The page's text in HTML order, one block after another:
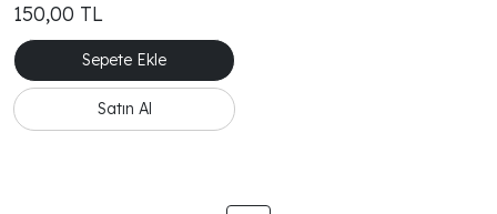
150,00 TL
Sepete Ekle
Satın Al